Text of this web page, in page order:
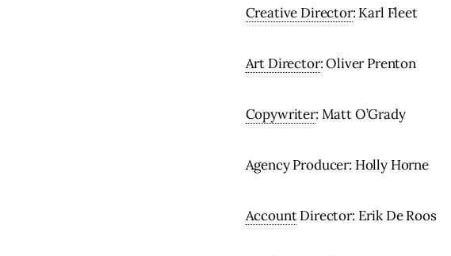
Creative Director: Karl Fleet
Art Director: Oliver Prenton
Copywriter: Matt O’Grady
Agency Producer: Holly Horne
Account Director: Erik De Roos